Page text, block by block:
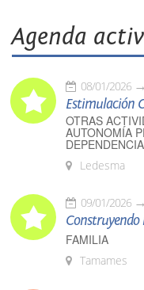
Agenda
08/01/2026
Estimulación
OTRAS
AUTONOMÍA
DEPENDENCIA
Ledesma
09/01/2026
FAMILIA
Tamames